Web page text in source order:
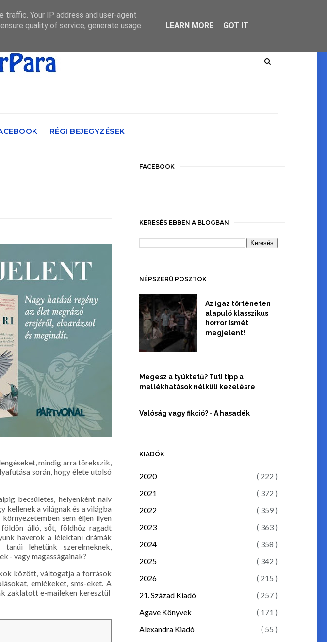
RÉGI BEJEGYZÉSEK
mindig arra törekszik,
során, hogy élete utolsó
becsületes, helyenként naív
kellenek a világnak és a világba
sem éljen ilyen
álló, sőt, földhöz ragadt
haverok a lélektani drámák
lehetünk szerelmeknek,
- vagy magasságainak?
között, váltogatja a források
emlékeket, sms-eket. A
zaklatott e-maileken keresztül
FACEBOOK
KERESÉS EBBEN A BLOGBAN
NÉPSZERŰ POSZTOK
Az igaz történeten
alapuló klasszikus
horror ismét
megjelent!
Megesz a tyúktetű? Tuti tipp a
mellékhatások nélküli kezelésre
Valóság vagy fikció? - A hasadék
KIADÓK
2020
( 222 )
2021
( 372 )
2022
( 359 )
2023
( 363 )
2024
( 358 )
2025
( 342 )
2026
( 215 )
21. Század Kiadó
( 257 )
Agave Könyvek
( 171 )
Alexandra Kiadó
( 55 )
Your IP address and user-agent
quality of service, generate usage
LEARN MORE GOT IT